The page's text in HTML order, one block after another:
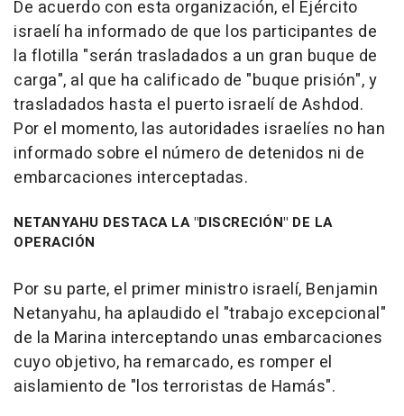
De acuerdo con esta organización, el Ejército
israelí ha informado de que los participantes de
la flotilla "serán trasladados a un gran buque de
carga", al que ha calificado de "buque prisión", y
trasladados hasta el puerto israelí de Ashdod.
Por el momento, las autoridades israelíes no han
informado sobre el número de detenidos ni de
embarcaciones interceptadas.
NETANYAHU DESTACA LA "DISCRECIÓN" DE LA
OPERACIÓN
Por su parte, el primer ministro israelí, Benjamin
Netanyahu, ha aplaudido el "trabajo excepcional"
de la Marina interceptando unas embarcaciones
cuyo objetivo, ha remarcado, es romper el
aislamiento de "los terroristas de Hamás".